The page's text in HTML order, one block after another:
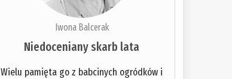
Iwona Balcerak
Niedoceniany skarb lata
Wielu pamięta go z babcinych ogródków i